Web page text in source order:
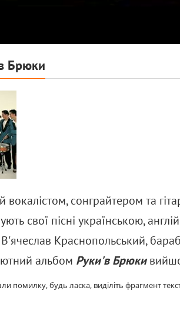
Брюки
вокалістом, сонграйтером та
свої пісні українською,
Краснопольський,
альбом Руки'в Брюки
помилку, будь ласка, виділіть фрагмент